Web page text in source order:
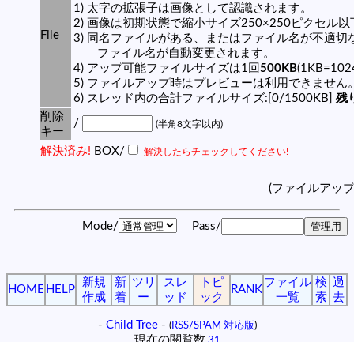
File
1) 太字の拡張子は画像として認識されます。
2) 画像は初期状態で縮小サイズ250×250ピクセル以
3) 同名ファイルがある、またはファイル名が不適切
ファイル名が自動変更されます。
4) アップ可能ファイルサイズは1回 500KB
5) ファイルアップ時はプレビューは利用できません
6) スレッド内の合計ファイルサイズ:[0/1500KB] 残
削除
キー
/ (半角8文字以内)
解決済み! BOX/ 解決したらチェックしてください!
(ファイルアッ
Mode/ Pass/
HOME HELP
新規
作成
新
着
ツリ
ー
スレ
ッド
トピ
ック
RANK
ファイル
一覧
検
索
過
去
- Child Tree- (RSS/SPAM 対応版)